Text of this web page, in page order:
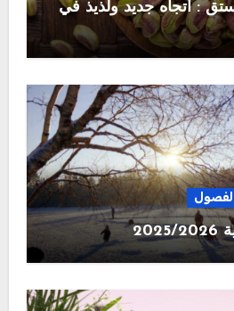
: اتجاه جديد ولذيذ في